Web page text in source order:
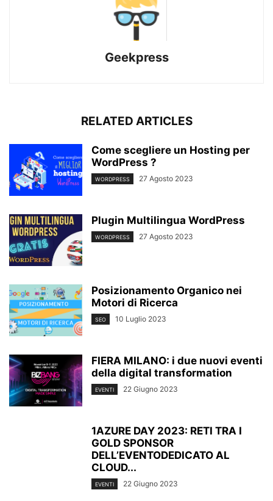
Geekpress
RELATED ARTICLES
Come scegliere un Hosting per
WordPress ?
WORDPRESS 27 Agosto 2023
Plugin Multilingua WordPress
WORDPRESS 27 Agosto 2023
Posizionamento Organico nei
Motori di Ricerca
SEO 10 Luglio 2023
FIERA MILANO: i due nuovi eventi
della digital transformation
EVENTI 22 Giugno 2023
1AZURE DAY 2023: RETI TRA I
GOLD SPONSOR
DELL’EVENTODEDICATO AL
CLOUD...
EVENTI 22 Giugno 2023